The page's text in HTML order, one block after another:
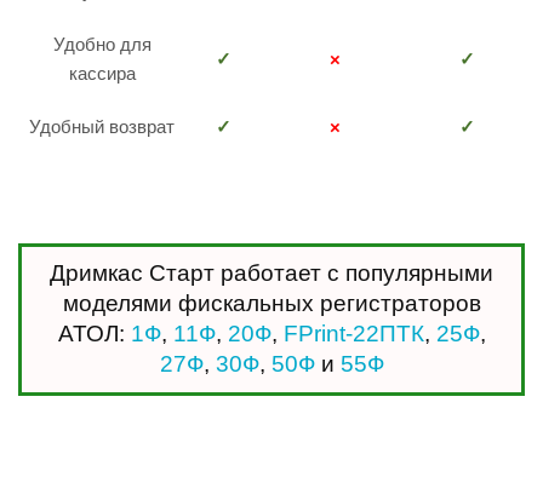
Удобно для
кассира
✓ × ✓
Удобный возврат ✓ × ✓
Дримкас Старт работает с популярными
моделями фискальных регистраторов
АТОЛ: 1Ф, 11Ф, 20Ф, FPrint-22ПТК, 25Ф,
27Ф, 30Ф, 50Фи 55Ф